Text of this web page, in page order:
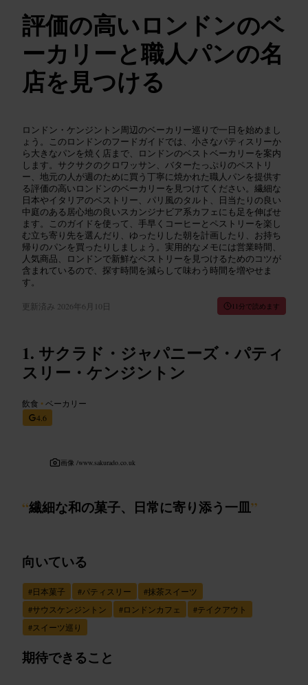
評価の高いロンドンのベ
ーカリーと職人パンの名
店を見つける
ロンドン・ケンジントン周辺のベーカリー巡りで一日を始めまし
ょう。このロンドンのフードガイドでは、小さなパティスリーか
ら大きなパンを焼く店まで、ロンドンのベストベーカリーを案内
します。サクサクのクロワッサン、バターたっぷりのペストリ
ー、地元の人が週のために買う丁寧に焼かれた職人パンを提供す
る評価の高いロンドンのベーカリーを見つけてください。繊細な
日本やイタリアのペストリー、パリ風のタルト、日当たりの良い
中庭のある居心地の良いスカンジナビア系カフェにも足を伸ばせ
ます。このガイドを使って、手早くコーヒーとペストリーを楽し
む立ち寄り先を選んだり、ゆったりした朝を計画したり、お持ち
帰りのパンを買ったりしましょう。実用的なメモには営業時間、
人気商品、ロンドンで新鮮なペストリーを見つけるためのコツが
含まれているので、探す時間を減らして味わう時間を増やせま
す。
更新済み 2026年6月10日 11分で読めます
サクラド・ジャパニーズ・パティ
スリー・ケンジントン
飲食 •ベーカリー
4.6
画像 /www.sakurado.co.uk
“繊細な和の菓子、日常に寄り添う一皿”
向いている
#日本菓子 #パティスリー #抹茶スイーツ
#サウスケンジントン #ロンドンカフェ #テイクアウト
#スイーツ巡り
期待できること